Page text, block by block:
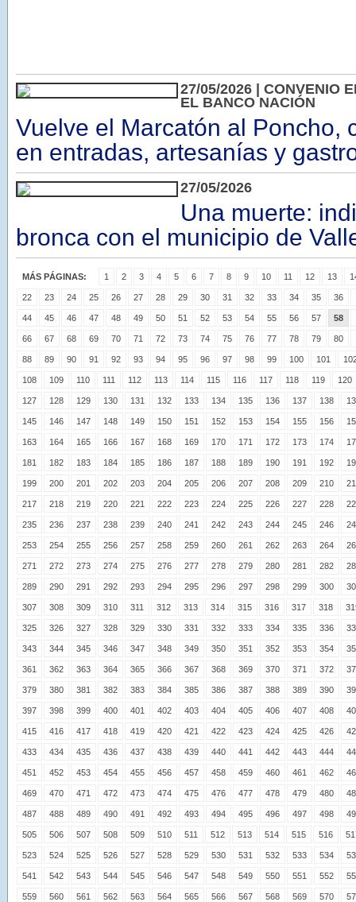
27/05/2026 | CONVENIO
EL BANCO NACIÓN
Vuelve el Marcatón al Poncho,
en entradas, artesanías y
27/05/2026
Una muerte:
bronca con el municipio de
MÁS PÁGINAS: 1 2 3 4 5 6 7 8 9 10 11 12 13
22 23 24 25 26 27 28 29 30 31 32 33 34 35 36
44 45 46 47 48 49 50 51 52 53 54 55 56 57 58
66 67 68 69 70 71 72 73 74 75 76 77 78 79 80
88 89 90 91 92 93 94 95 96 97 98 99 100 101
108 109 110 111 112 113 114 115 116 117 118 119 120
127 128 129 130 131 132 133 134 135 136 137 138
145 146 147 148 149 150 151 152 153 154 155 156
163 164 165 166 167 168 169 170 171 172 173 174
181 182 183 184 185 186 187 188 189 190 191 192
199 200 201 202 203 204 205 206 207 208 209 210
217 218 219 220 221 222 223 224 225 226 227 228
235 236 237 238 239 240 241 242 243 244 245 246
253 254 255 256 257 258 259 260 261 262 263 264
271 272 273 274 275 276 277 278 279 280 281 282
289 290 291 292 293 294 295 296 297 298 299 300
307 308 309 310 311 312 313 314 315 316 317 318
325 326 327 328 329 330 331 332 333 334 335 336
343 344 345 346 347 348 349 350 351 352 353 354
361 362 363 364 365 366 367 368 369 370 371 372
379 380 381 382 383 384 385 386 387 388 389 390
397 398 399 400 401 402 403 404 405 406 407 408
415 416 417 418 419 420 421 422 423 424 425 426
433 434 435 436 437 438 439 440 441 442 443 444
451 452 453 454 455 456 457 458 459 460 461 462
469 470 471 472 473 474 475 476 477 478 479 480
487 488 489 490 491 492 493 494 495 496 497 498
505 506 507 508 509 510 511 512 513 514 515 516
523 524 525 526 527 528 529 530 531 532 533 534
541 542 543 544 545 546 547 548 549 550 551 552
559 560 561 562 563 564 565 566 567 568 569 570